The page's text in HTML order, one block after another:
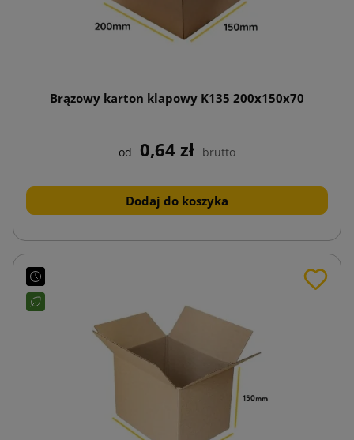
Brązowy karton klapowy K135 200x150x70
od 0,64 zł brutto
Dodaj do koszyka